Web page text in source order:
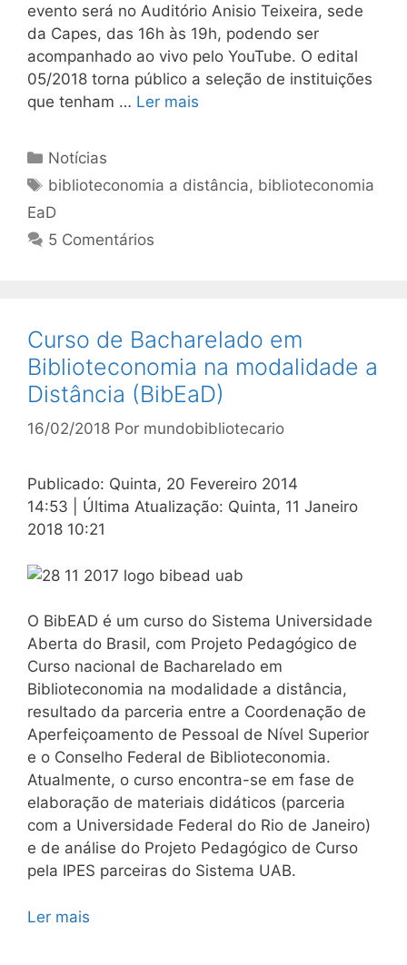
evento será no Auditório Anisio Teixeira, sede
da Capes, das 16h às 19h, podendo ser
acompanhado ao vivo pelo YouTube. O edital
05/2018 torna público a seleção de instituições
que tenham … Ler mais
Categorias
Notícias
Tags
biblioteconomia a distância, biblioteconomia
EaD
5 Comentários
Curso de Bacharelado em
Biblioteconomia na modalidade a
Distância (BibEaD)
16/02/2018 Por mundobibliotecario
Publicado: Quinta, 20 Fevereiro 2014
14:53
Última Atualização: Quinta, 11 Janeiro
2018 10:21
O BibEAD é um curso do Sistema Universidade
Aberta do Brasil, com Projeto Pedagógico de
Curso nacional de Bacharelado em
Biblioteconomia na modalidade a distância,
resultado da parceria entre a Coordenação de
Aperfeiçoamento de Pessoal de Nível Superior
e o Conselho Federal de Biblioteconomia.
Atualmente, o curso encontra-se em fase de
elaboração de materiais didáticos (parceria
com a Universidade Federal do Rio de Janeiro)
e de análise do Projeto Pedagógico de Curso
pela IPES parceiras do Sistema UAB.
Ler mais